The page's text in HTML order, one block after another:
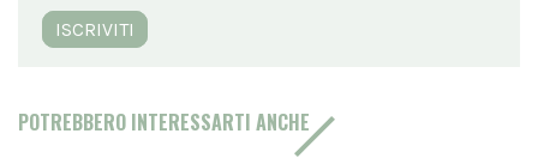
ISCRIVITI
POTREBBERO INTERESSARTI ANCHE